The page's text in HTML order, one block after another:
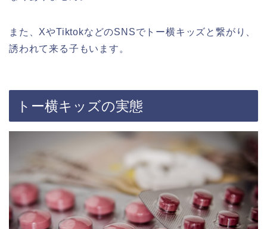
また、XやTiktokなどのSNSでトー横キッズと繋がり、
誘われて来る子もいます。
トー横キッズの実態